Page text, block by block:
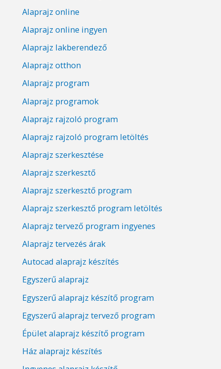
Alaprajz online
Alaprajz online ingyen
Alaprajz lakberendező
Alaprajz otthon
Alaprajz program
Alaprajz programok
Alaprajz rajzoló program
Alaprajz rajzoló program letöltés
Alaprajz szerkesztése
Alaprajz szerkesztő
Alaprajz szerkesztő program
Alaprajz szerkesztő program letöltés
Alaprajz tervező program ingyenes
Alaprajz tervezés árak
Autocad alaprajz készítés
Egyszerű alaprajz
Egyszerű alaprajz készítő program
Egyszerű alaprajz tervező program
Épület alaprajz készítő program
Ház alaprajz készítés